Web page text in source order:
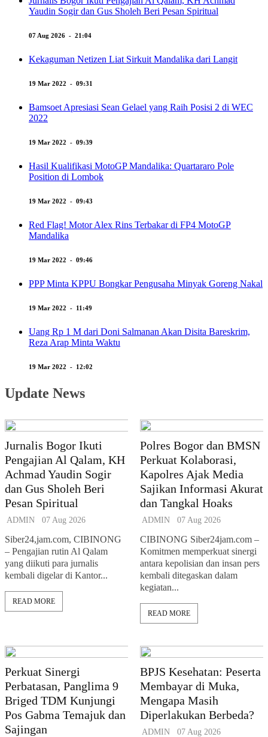
Yaudin Sogir dan Gus Sholeh Beri Pesan Spiritual
07 Aug 2026 - 21:04
Kekaguman Netizen Liat Sirkuit Mandalika dari Langit
19 Mar 2022 - 09:31
Bamsoet Apresiasi Sean Gelael yang Raih Posisi 2 di WEC
2022
19 Mar 2022 - 09:39
Hasil Kualifikasi MotoGP Mandalika: Quartararo Pole
Position di Lombok
19 Mar 2022 - 09:43
Red Flag! Motor Alex Rins Terbakar di FP4 MotoGP
Mandalika
19 Mar 2022 - 09:46
PPP Minta KPPU Bongkar Pengusaha Minyak Goreng Nakal
19 Mar 2022 - 11:49
Uang Rp 1 M dari Doni Salmanan Akan Disita Bareskrim,
Reza Arap Minta Waktu
19 Mar 2022 - 12:02
Update News
Jurnalis Bogor Ikuti
Pengajian Al Qalam, KH
Achmad Yaudin Sogir
dan Gus Sholeh Beri
Pesan Spiritual
ADMIN 07 Aug 2026
Siber24,jam.com, CIBINONG
– Pengajian rutin Al Qalam
yang diikuti para jurnalis
kembali digelar di Kantor...
READ MORE
Polres Bogor dan BMSN
Perkuat Kolaborasi,
Kapolres Ajak Media
Sajikan Informasi Akurat
dan Tangkal Hoaks
ADMIN 07 Aug 2026
CIBINONG Siber24jam.com –
Komitmen memperkuat sinergi
antara kepolisian dan insan pers
kembali ditegaskan dalam
kegiatan...
READ MORE
Perkuat Sinergi
Perbatasan, Panglima 9
Briged TDM Kunjungi
Pos Gabma Temajuk dan
Sajingan
BPJS Kesehatan: Peserta
Membayar di Muka,
Mengapa Masih
Diperlakukan Berbeda?
ADMIN 07 Aug 2026